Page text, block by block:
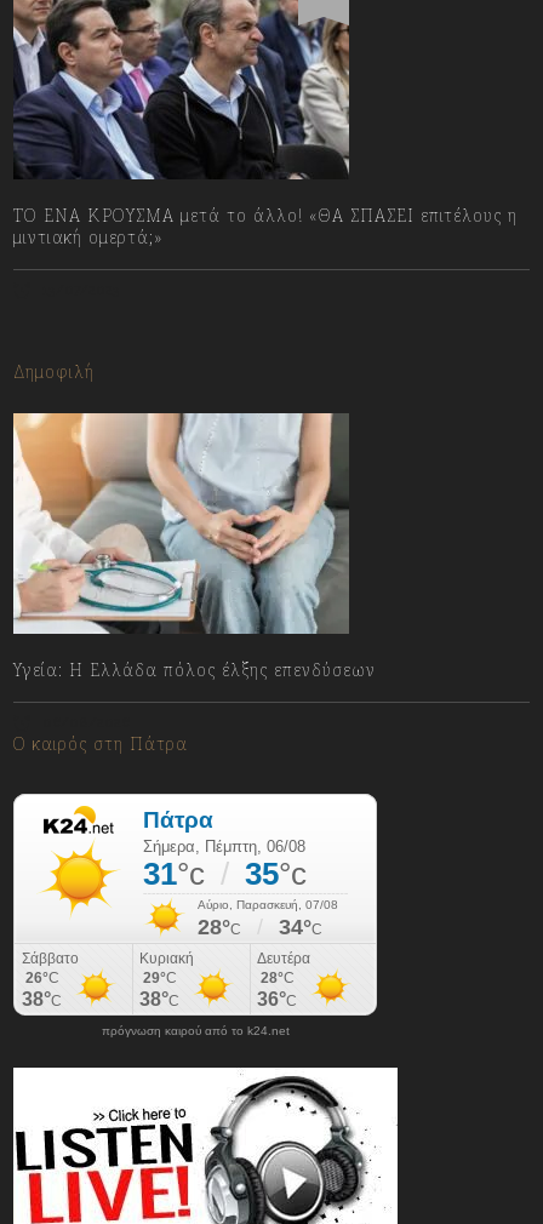
ΤΟ ΕΝΑ ΚΡΟΥΣΜΑ μετά το άλλο! «ΘΑ ΣΠΑΣΕΙ επιτέλους η
μιντιακή ομερτά;»
Δημοφιλή
Υγεία: Η Ελλάδα πόλος έλξης επενδύσεων
Ο καιρός στη Πάτρα
πρόγνωση καιρού από το k24.net